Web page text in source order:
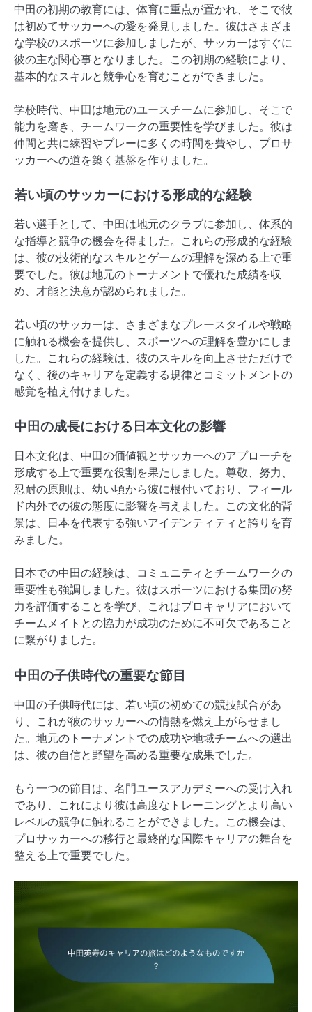
中田の初期の教育には、体育に重点が置かれ、そこで彼
は初めてサッカーへの愛を発見しました。彼はさまざま
な学校のスポーツに参加しましたが、サッカーはすぐに
彼の主な関心事となりました。この初期の経験により、
基本的なスキルと競争心を育むことができました。
学校時代、中田は地元のユースチームに参加し、そこで
能力を磨き、チームワークの重要性を学びました。彼は
仲間と共に練習やプレーに多くの時間を費やし、プロサ
ッカーへの道を築く基盤を作りました。
若い頃のサッカーにおける形成的な経験
若い選手として、中田は地元のクラブに参加し、体系的
な指導と競争の機会を得ました。これらの形成的な経験
は、彼の技術的なスキルとゲームの理解を深める上で重
要でした。彼は地元のトーナメントで優れた成績を収
め、才能と決意が認められました。
若い頃のサッカーは、さまざまなプレースタイルや戦略
に触れる機会を提供し、スポーツへの理解を豊かにしま
した。これらの経験は、彼のスキルを向上させただけで
なく、後のキャリアを定義する規律とコミットメントの
感覚を植え付けました。
中田の成長における日本文化の影響
日本文化は、中田の価値観とサッカーへのアプローチを
形成する上で重要な役割を果たしました。尊敬、努力、
忍耐の原則は、幼い頃から彼に根付いており、フィール
ド内外での彼の態度に影響を与えました。この文化的背
景は、日本を代表する強いアイデンティティと誇りを育
みました。
日本での中田の経験は、コミュニティとチームワークの
重要性も強調しました。彼はスポーツにおける集団の努
力を評価することを学び、これはプロキャリアにおいて
チームメイトとの協力が成功のために不可欠であること
に繋がりました。
中田の子供時代の重要な節目
中田の子供時代には、若い頃の初めての競技試合があ
り、これが彼のサッカーへの情熱を燃え上がらせまし
た。地元のトーナメントでの成功や地域チームへの選出
は、彼の自信と野望を高める重要な成果でした。
もう一つの節目は、名門ユースアカデミーへの受け入れ
であり、これにより彼は高度なトレーニングとより高い
レベルの競争に触れることができました。この機会は、
プロサッカーへの移行と最終的な国際キャリアの舞台を
整える上で重要でした。